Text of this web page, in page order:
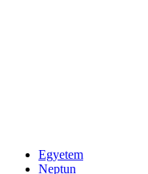
Egyetem
Neptun